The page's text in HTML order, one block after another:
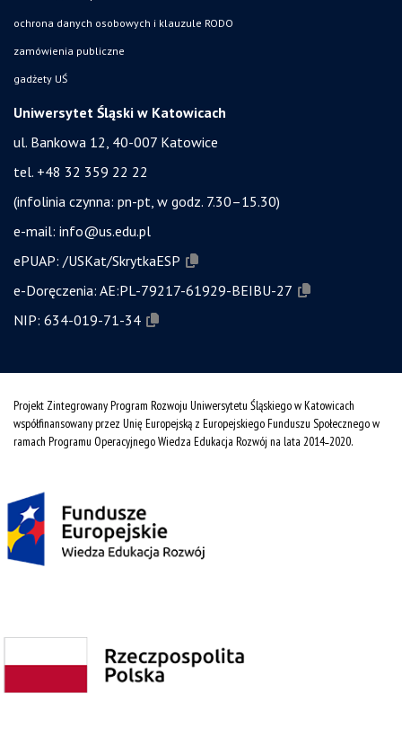
ochrona danych osobowych i klauzule RODO
zamówienia publiczne
gadżety UŚ
Uniwersytet Śląski w Katowicach
ul. Bankowa 12, 40-007 Katowice
tel. +48 32 359 22 22
(infolinia czynna: pn-pt, w godz. 7.30–15.30)
e-mail: info@us.edu.pl
ePUAP: /USKat/SkrytkaESP
e-Doręczenia: AE:PL-79217-61929-BEIBU-27
NIP: 634-019-71-34
Projekt Zintegrowany Program Rozwoju Uniwersytetu Śląskiego w Katowicach
współfinansowany przez Unię Europejską z Europejskiego Funduszu Społecznego w
ramach Programu Operacyjnego Wiedza Edukacja Rozwój na lata 2014˗2020.